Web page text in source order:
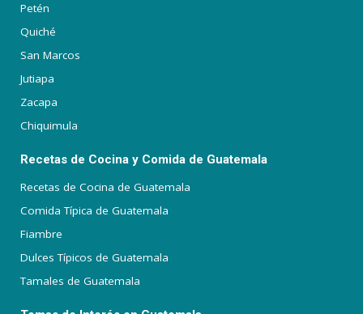
Petén
Quiché
San Marcos
Jutiapa
Zacapa
Chiquimula
Recetas de Cocina y Comida de Guatemala
Recetas de Cocina de Guatemala
Comida Típica de Guatemala
Fiambre
Dulces Típicos de Guatemala
Tamales de Guatemala